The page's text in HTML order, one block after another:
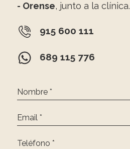
- Orense, junto a la clínica.
915 600 111
689 115 776
Nombre *
Email *
Teléfono *